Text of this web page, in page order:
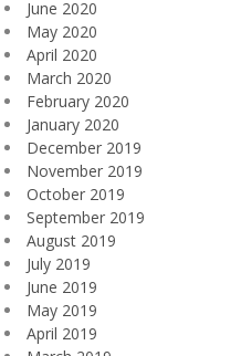
June 2020
May 2020
April 2020
March 2020
February 2020
January 2020
December 2019
November 2019
October 2019
September 2019
August 2019
July 2019
June 2019
May 2019
April 2019